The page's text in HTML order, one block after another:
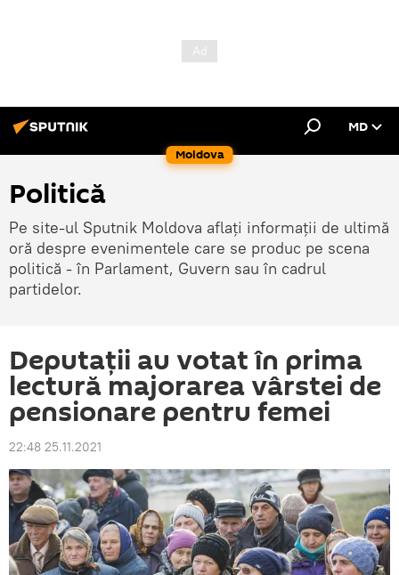
Moldova
MD
Politică
Pe site-ul Sputnik Moldova aflați informații de ultimă
oră despre evenimentele care se produc pe scena
politică - în Parlament, Guvern sau în cadrul
partidelor.
Deputații au votat în prima
lectură majorarea vârstei de
pensionare pentru femei
22:48 25.11.2021